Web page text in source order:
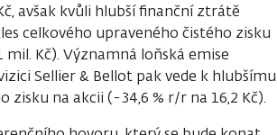
avšak kvůli hlubší finanční ztrátě
celkového upraveného čistého zisku
mil. Kč). Významná loňská emise
Sellier & Bellot pak vede k hlubšímu
zisku na akcii (-34,6 % r/r na 16,2 Kč).